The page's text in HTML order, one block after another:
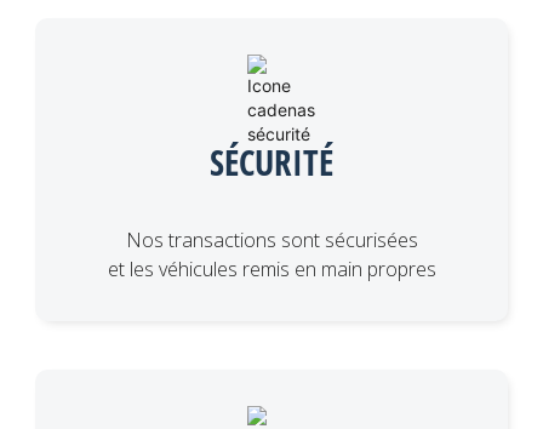
SÉCURITÉ
Nos transactions sont sécurisées
et les véhicules remis en main propres